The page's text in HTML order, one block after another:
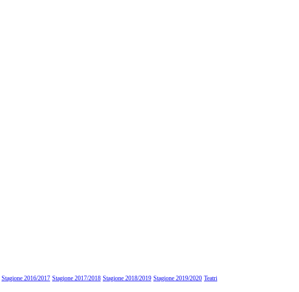
Stagione 2016/2017 Stagione 2017/2018 Stagione 2018/2019 Stagione 2019/2020 Teatri